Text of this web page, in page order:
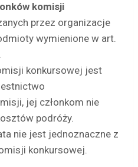
komisji
przez organizacje
wymienione w art.
konkursowej jest
jej członkom nie
podróży.
nie jest jednoznaczne z
konkursowej.